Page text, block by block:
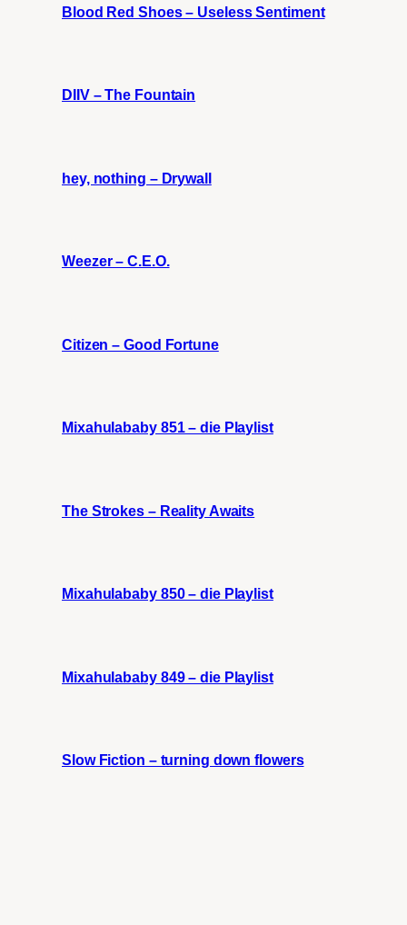
Blood Red Shoes – Useless Sentiment
DIIV – The Fountain
hey, nothing – Drywall
Weezer – C.E.O.
Citizen – Good Fortune
Mixahulababy 851 – die Playlist
The Strokes – Reality Awaits
Mixahulababy 850 – die Playlist
Mixahulababy 849 – die Playlist
Slow Fiction – turning down flowers